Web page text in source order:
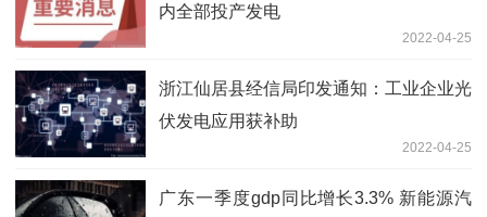
内全部投产发电
2022-04-25
浙江仙居县经信局印发通知：工业企业光
伏发电应用获补助
2022-04-25
广东一季度gdp同比增长3.3% 新能源汽